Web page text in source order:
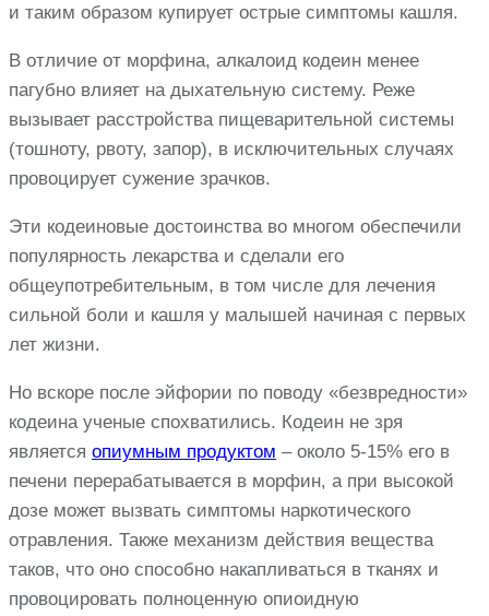
и таким образом купирует острые симптомы кашля.
В отличие от морфина, алкалоид кодеин менее
пагубно влияет на дыхательную систему. Реже
вызывает расстройства пищеварительной системы
(тошноту, рвоту, запор), в исключительных случаях
провоцирует сужение зрачков.
Эти кодеиновые достоинства во многом обеспечили
популярность лекарства и сделали его
общеупотребительным, в том числе для лечения
сильной боли и кашля у малышей начиная с первых
лет жизни.
Но вскоре после эйфории по поводу «безвредности»
кодеина ученые спохватились. Кодеин не зря
является опиумным продуктом – около 5-15% его в
печени перерабатывается в морфин, а при высокой
дозе может вызвать симптомы наркотического
отравления. Также механизм действия вещества
таков, что оно способно накапливаться в тканях и
провоцировать полноценную опиоидную